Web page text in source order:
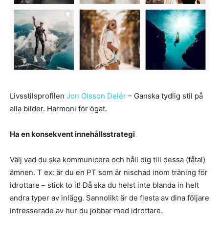
Livsstilsprofilen Jon Olsson Delér – Ganska tydlig stil på
alla bilder. Harmoni för ögat.
Ha en konsekvent innehållsstrategi
Välj vad du ska kommunicera och håll dig till dessa (fåtal)
ämnen. T ex: är du en PT som är nischad inom träning för
idrottare – stick to it! Då ska du helst inte blanda in helt
andra typer av inlägg. Sannolikt är de flesta av dina följare
intresserade av hur du jobbar med idrottare.